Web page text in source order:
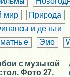
мир
Природа
и деньги
Эмо
с музыкой
Фото 27.